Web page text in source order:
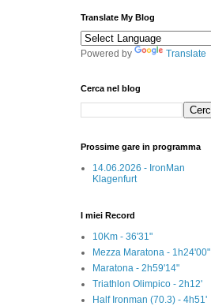
Translate My Blog
Powered by Translate
Cerca nel blog
Prossime gare in programma
14.06.2026 - IronMan
Klagenfurt
I miei Record
10Km - 36'31"
Mezza Maratona - 1h24'00"
Maratona - 2h59'14"
Triathlon Olimpico - 2h12'
Half Ironman (70.3) - 4h51'